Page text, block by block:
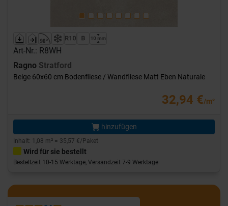
Art-Nr.: R8WH
Ragno Stratford
Beige 60x60 cm Bodenfliese / Wandfliese Matt Eben Naturale
32,94 €/m²
hinzufügen
Inhalt: 1,08 m² = 35,57 €/Paket
Wird für sie bestellt
Bestellzeit 10-15 Werktage, Versandzeit 7-9 Werktage